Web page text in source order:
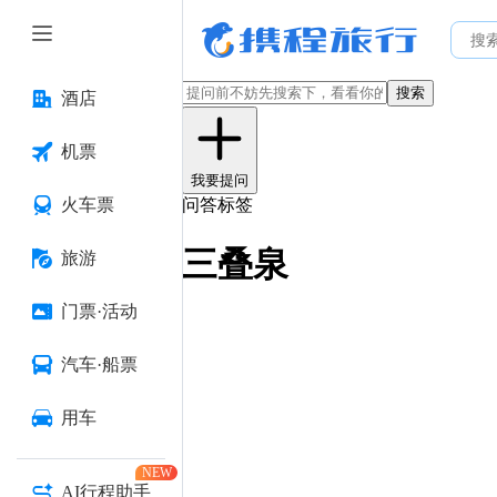
酒店
机票
火车票
旅游
门票·活动
汽车·船票
用车
AI行程助手
NEW
搜索
我要提问
问答标签
三叠泉